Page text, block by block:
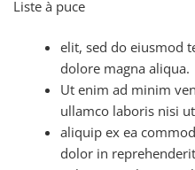
Liste à puce
elit, sed do eiusmod
dolore magna aliqua.
Ut enim ad minim
ullamco laboris nisi ut
aliquip ex ea
dolor in